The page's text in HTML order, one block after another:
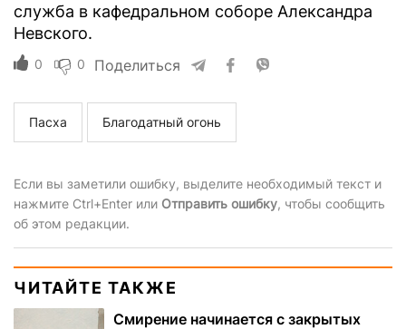
служба в кафедральном соборе Александра
Невского.
0 0 Поделиться
Пасха Благодатный огонь
Если вы заметили ошибку, выделите необходимый текст и
нажмите Ctrl+Enter или Отправить ошибку, чтобы сообщить
об этом редакции.
ЧИТАЙТЕ ТАКЖЕ
Смирение начинается с закрытых